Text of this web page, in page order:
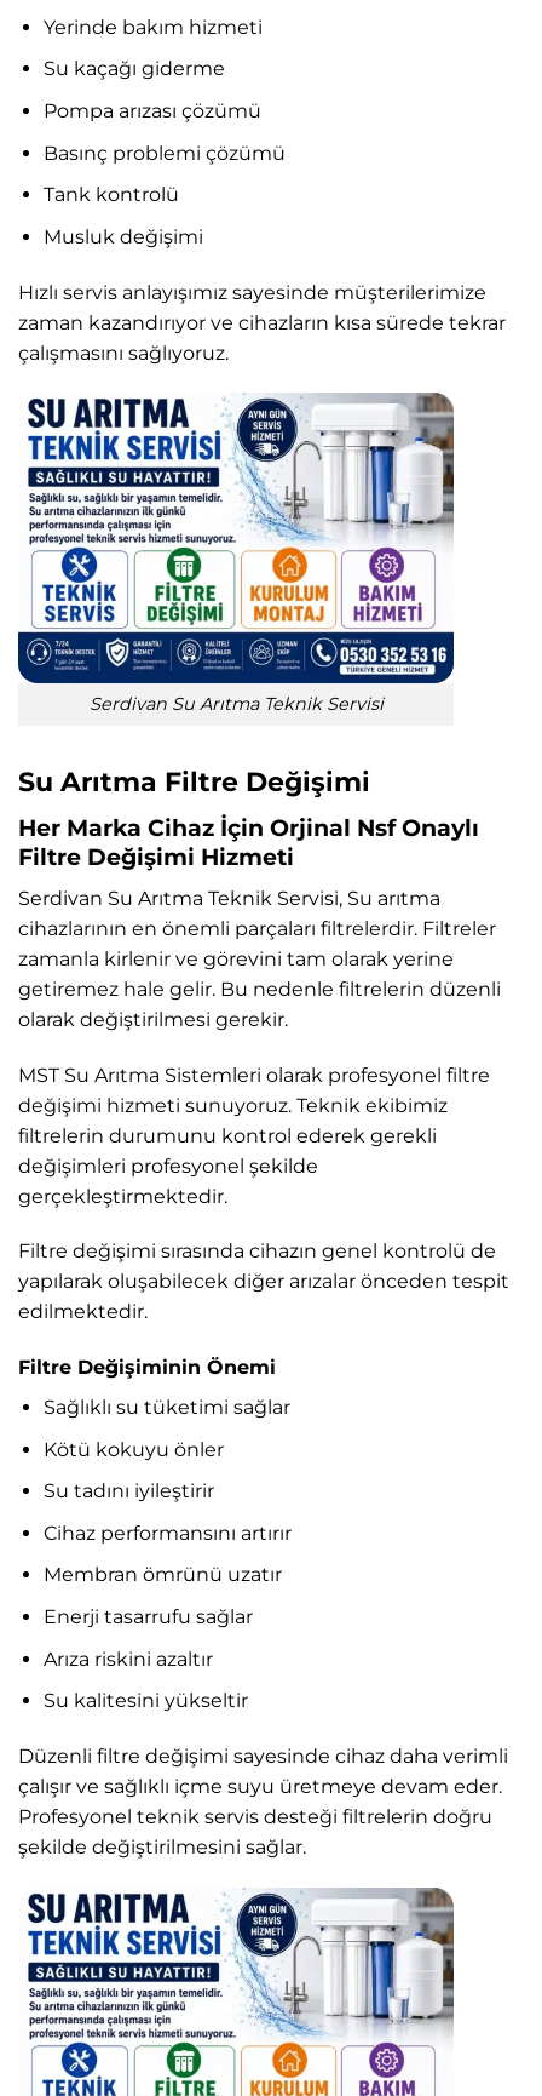
Yerinde bakım hizmeti
Su kaçağı giderme
Pompa arızası çözümü
Basınç problemi çözümü
Tank kontrolü
Musluk değişimi
Hızlı servis anlayışımız sayesinde müşterilerimize
zaman kazandırıyor ve cihazların kısa sürede tekrar
çalışmasını sağlıyoruz.
Serdivan Su Arıtma Teknik Servisi
Su Arıtma Filtre Değişimi
Her Marka Cihaz İçin Orjinal Nsf Onaylı
Filtre Değişimi Hizmeti
Serdivan Su Arıtma Teknik Servisi, Su arıtma
cihazlarının en önemli parçaları filtrelerdir. Filtreler
zamanla kirlenir ve görevini tam olarak yerine
getiremez hale gelir. Bu nedenle filtrelerin düzenli
olarak değiştirilmesi gerekir.
MST Su Arıtma Sistemleri olarak profesyonel filtre
değişimi hizmeti sunuyoruz. Teknik ekibimiz
filtrelerin durumunu kontrol ederek gerekli
değişimleri profesyonel şekilde
gerçekleştirmektedir.
Filtre değişimi sırasında cihazın genel kontrolü de
yapılarak oluşabilecek diğer arızalar önceden tespit
edilmektedir.
Filtre Değişiminin Önemi
Sağlıklı su tüketimi sağlar
Kötü kokuyu önler
Su tadını iyileştirir
Cihaz performansını artırır
Membran ömrünü uzatır
Enerji tasarrufu sağlar
Arıza riskini azaltır
Su kalitesini yükseltir
Düzenli filtre değişimi sayesinde cihaz daha verimli
çalışır ve sağlıklı içme suyu üretmeye devam eder.
Profesyonel teknik servis desteği filtrelerin doğru
şekilde değiştirilmesini sağlar.